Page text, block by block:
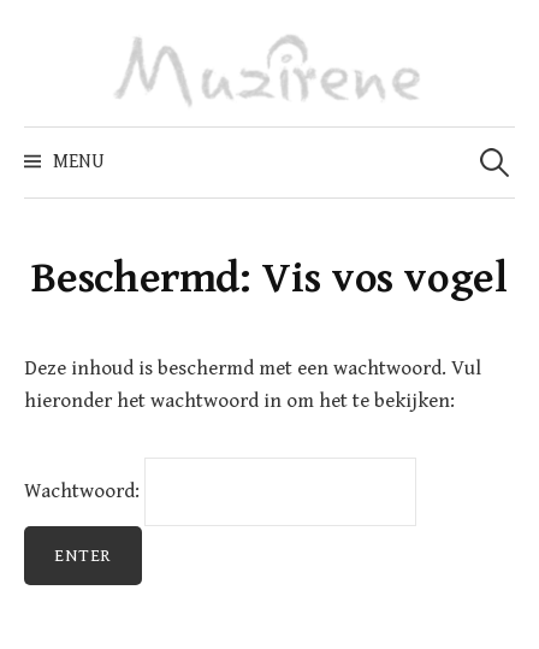
MENU
Zoeken
naar:
Beschermd: Vis vos vogel
Deze inhoud is beschermd met een wachtwoord. Vul
hieronder het wachtwoord in om het te bekijken:
Wachtwoord: